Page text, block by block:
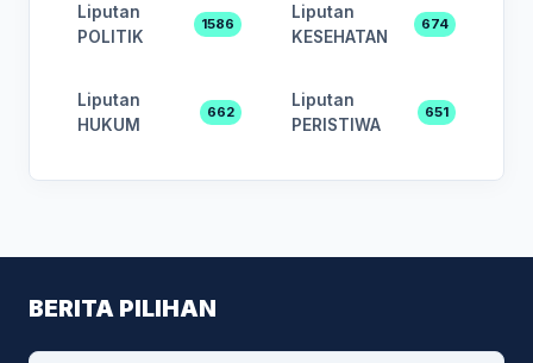
Liputan
POLITIK
1586
Liputan
KESEHATAN
674
Liputan
HUKUM
662
Liputan
PERISTIWA
651
BERITA PILIHAN